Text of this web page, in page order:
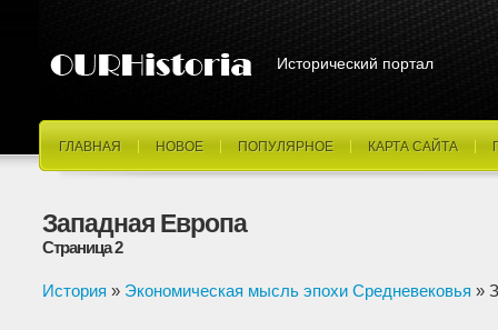
Исторический портал
ГЛАВНАЯ НОВОЕ ПОПУЛЯРНОЕ КАРТА САЙТА
Западная Европа
Страница 2
История » Экономическая мысль эпохи Средневековья »